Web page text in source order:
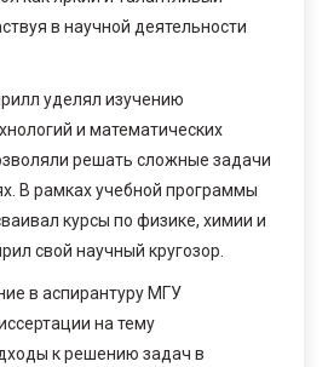
в научной деятельности
уделял изучению
и математических
решать сложные задачи
В рамках учебной программы
курсы по физике, химии и
свой научный кругозор.
в аспирантуру МГУ
на тему
к решению задач в